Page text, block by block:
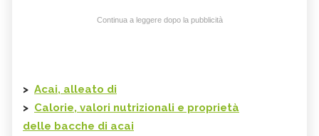
Continua a leggere dopo la pubblicità
> Acai, alleato di
> Calorie, valori nutrizionali e proprietà
delle bacche di acai